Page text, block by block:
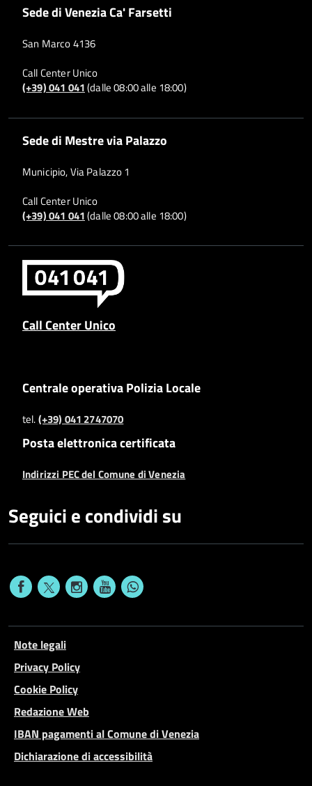
Sede di Venezia Ca' Farsetti
San Marco 4136
Call Center Unico
(+39) 041 041(dalle 08:00 alle 18:00)
Sede di Mestre via Palazzo
Municipio, Via Palazzo 1
Call Center Unico
(+39) 041 041(dalle 08:00 alle 18:00)
Call Center Unico
Centrale operativa Polizia Locale
tel.(+39) 041 2747070
Posta elettronica certificata
Indirizzi PEC del Comune di Venezia
Seguici e condividi su
Note legali
Privacy Policy
Cookie Policy
Redazione Web
IBAN pagamenti al Comune di Venezia
Dichiarazione di accessibilità